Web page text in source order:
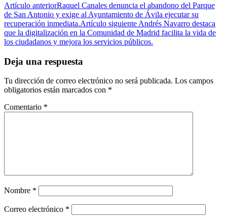
Artículo anteriorRaquel Canales denuncia el abandono del Parque
de San Antonio y exige al Ayuntamiento de Ávila ejecutar su
recuperación inmediata.Artículo siguiente Andrés Navarro destaca
que la digitalización en la Comunidad de Madrid facilita la vida de
los ciudadanos y mejora los servicios públicos.
Deja una respuesta
Tu dirección de correo electrónico no será publicada. Los campos
obligatorios están marcados con *
Comentario *
Nombre *
Correo electrónico *